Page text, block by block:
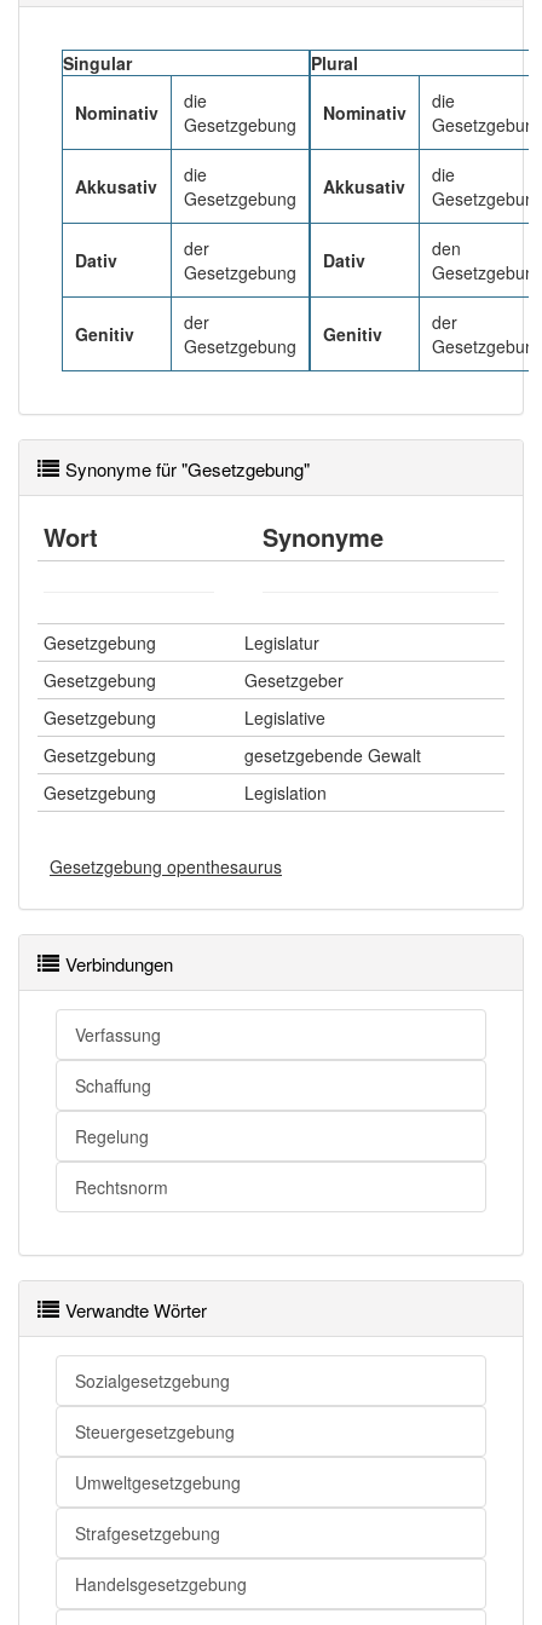
Häufigkeit: 6 von 10
Wörter mit Endung -gesetzgebung: 9
Wörter mit Endung -gesetzgebungaber mit einem
anderen Artikeldie: 0
84% unserer Spielapp-Nutzer haben den Artikel
korrekt erraten.
Singular
Nominativ
die
Gesetzgebung
Akkusativ
die
Gesetzgebung
Dativ
der
Gesetzgebung
Genitiv
der
Gesetzgebung
Plural
Nominativ
die
Akkusativ
die
Dativ
den
Genitiv
der
Synonyme für "Gesetzgebung"
Wort Synonyme
Gesetzgebung
Legislatur
Gesetzgebung
Gesetzgeber
Gesetzgebung
Legislative
Gesetzgebung
gesetzgebende Gewalt
Gesetzgebung
Legislation
Gesetzgebung openthesaurus
Verbindungen
Verfassung
Schaffung
Regelung
Rechtsnorm
Verwandte Wörter
Sozialgesetzgebung
Steuergesetzgebung
Umweltgesetzgebung
Strafgesetzgebung
Handelsgesetzgebung